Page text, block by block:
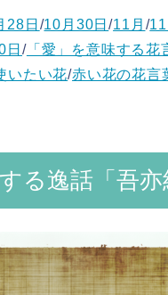
28日 /10月30日/11月 /
日/「愛」を意味する花
いたい花/赤い花の花言
る逸話「吾亦